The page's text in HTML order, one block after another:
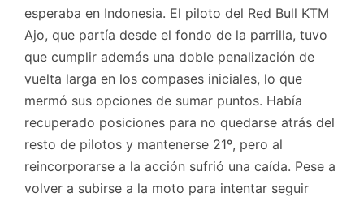
esperaba en Indonesia. El piloto del Red Bull KTM
Ajo, que partía desde el fondo de la parrilla, tuvo
que cumplir además una doble penalización de
vuelta larga en los compases iniciales, lo que
mermó sus opciones de sumar puntos. Había
recuperado posiciones para no quedarse atrás del
resto de pilotos y mantenerse 21º, pero al
reincorporarse a la acción sufrió una caída. Pese a
volver a subirse a la moto para intentar seguir